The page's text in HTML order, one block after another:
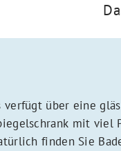
verfügt über eine
mit viel
finden Sie